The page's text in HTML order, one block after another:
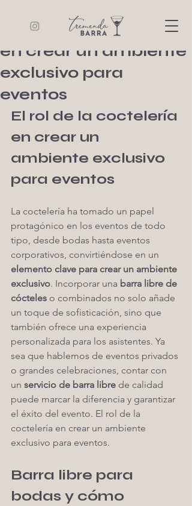
El rol de la coctelería
en crear un ambiente
exclusivo para
eventos
El rol de la coctelería
en crear un
ambiente exclusivo
para eventos
La coctelería ha tomado un papel
protagónico en los eventos de todo
tipo, desde bodas hasta eventos
corporativos, convirtiéndose en un
elemento clave para crear un ambiente
exclusivo. Incorporar una barra libre de
cócteles o combinados no solo añade
un toque de sofisticación, sino que
también ofrece una experiencia
personalizada para los asistentes. Ya
sea que hablemos de eventos privados
o grandes celebraciones, contar con
un servicio de barra libre de calidad
puede marcar la diferencia y garantizar
el éxito del evento. El rol de la
coctelería en crear un ambiente
exclusivo para eventos.
Barra libre para
bodas y cómo